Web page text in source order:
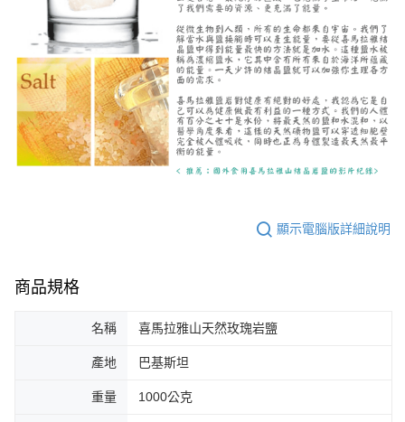
顯示電腦版詳細說明
商品規格
名稱 喜馬拉雅山天然玫瑰岩鹽
產地 巴基斯坦
重量 1000公克